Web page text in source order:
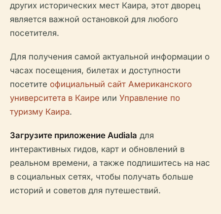
других исторических мест Каира, этот дворец
является важной остановкой для любого
посетителя.
Для получения самой актуальной информации о
часах посещения, билетах и доступности
посетите официальный сайт Американского
университета в Каире или Управление по
туризму Каира.
Загрузите приложение Audiala для
интерактивных гидов, карт и обновлений в
реальном времени, а также подпишитесь на нас
в социальных сетях, чтобы получать больше
историй и советов для путешествий.